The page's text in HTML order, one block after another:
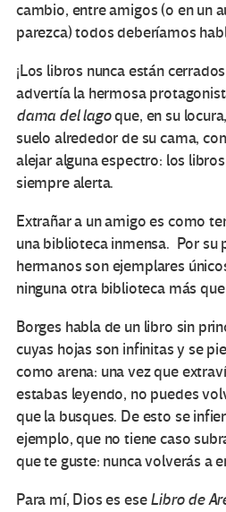
cambio, entre amigos (o en un
parezca) todos deberíamos
¡Los libros nunca están
advertía la hermosa
dama del lagoque, en su
suelo alrededor de su cama,
alejar alguna espectro: los
siempre alerta.
Extrañar a un amigo es como
una biblioteca inmensa. Por su
hermanos son ejemplares
ninguna otra biblioteca más
Borges habla de un libro sin
cuyas hojas son infinitas y se
como arena: una vez que
estabas leyendo, no puedes
que la busques. De esto se
ejemplo, que no tiene caso
que te guste: nunca volverás a
Para mí, Dios es eseLibro de